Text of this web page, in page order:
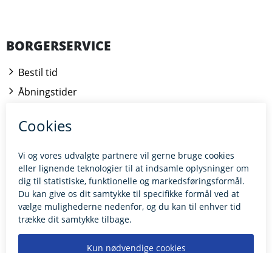
BORGERSERVICE
Bestil tid
Åbningstider
Kontakt borgerrådgiveren
BILLUND.DK
Tilgængelighedserklæring
Giv feedback til hjemmesiden